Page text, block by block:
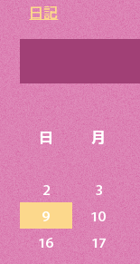
日記
日
月
2
3
9
10
16
17